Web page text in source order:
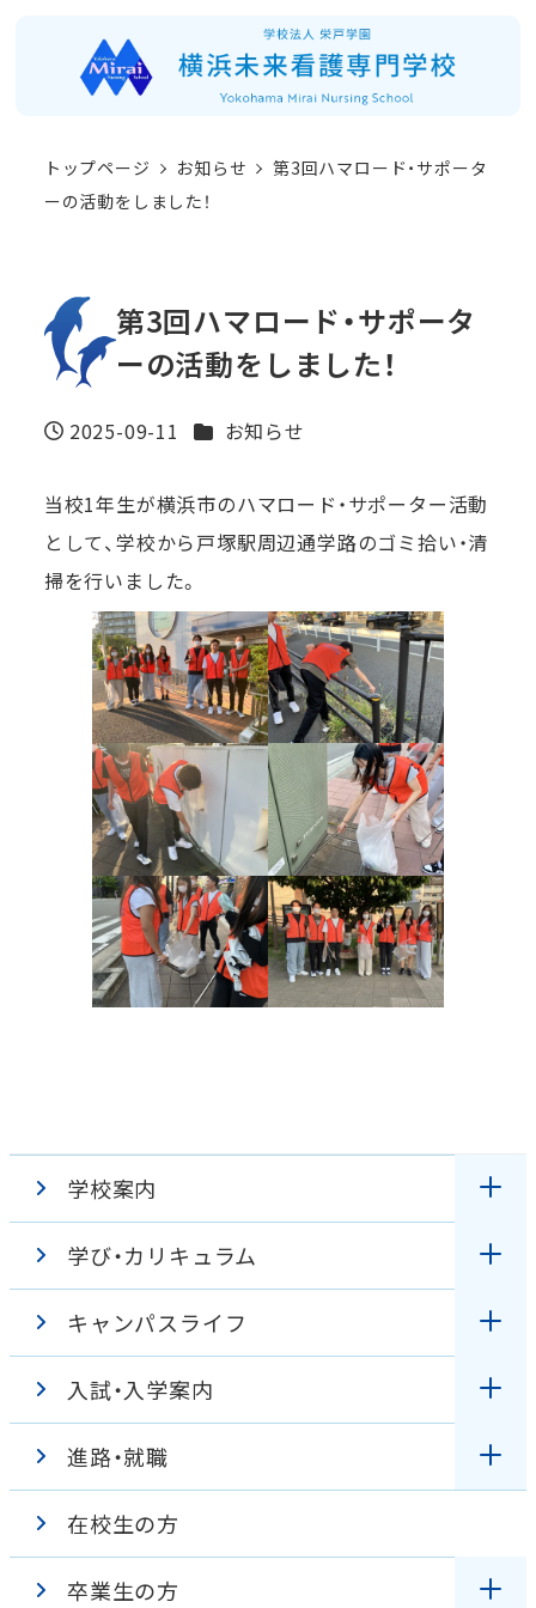
トップページ お知らせ
第3回ハマロード・サポータ
ーの活動をしました！
第3回ハマロード・サポータ
ーの活動をしました！
投稿日
2025-09-11 カテゴリー
お知らせ
当校1年生が横浜市のハマロード・サポーター活動
として、学校から戸塚駅周辺通学路のゴミ拾い・清
掃を行いました。
学校案内
理事長・学校長挨拶
教育理念・アドミッションポリシー
特色
学校見学バーチャルツアー
設置の趣旨・沿革
学び・カリキュラム
授業
臨地実習
カリキュラム
キャンパスライフ
キャンパスガイド
学生の１日
学校行事
入試・入学案内
オープンキャンパス
入試情報
WEB出願
進路・就職
国家試験対策
資格・進路
在校生の方
卒業生の方